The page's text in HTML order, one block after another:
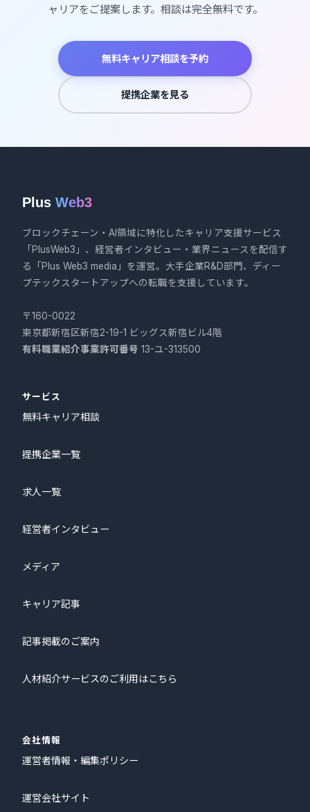
ャリアをご提案します。相談は完全無料です。
無料キャリア相談を予約
提携企業を見る
Plus Web3
ブロックチェーン・AI領域に特化したキャリア支援サービス
「PlusWeb3」、経営者インタビュー・業界ニュースを配信す
る「Plus Web3 media」を運営。大手企業R&D部門、ディー
プテックスタートアップへの転職を支援しています。
〒160-0022
東京都新宿区新宿2-19-1 ビッグス新宿ビル4階
有料職業紹介事業許可番号 13-ユ-313500
サービス
無料キャリア相談
提携企業一覧
求人一覧
経営者インタビュー
メディア
キャリア記事
記事掲載のご案内
人材紹介サービスのご利用はこちら
会社情報
運営者情報・編集ポリシー
運営会社サイト